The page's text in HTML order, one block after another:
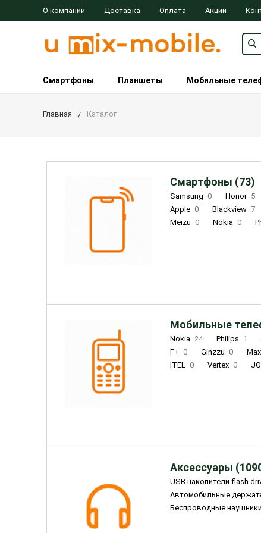
О компании Доставка Оплата Акции
Смартфоны Планшеты Мобильные
Главная Каталог
Смартфоны (73)
Samsung 0 Honor 5
Apple 0 Blackview 7
Meizu 0 Nokia 0
Мобильные
Nokia 24 Philips 1
F+ 0 Ginzzu 0
ITEL 0 Vertex 0
Аксессуары
USB накопители flash
Автомобильные
Беспроводные наушники